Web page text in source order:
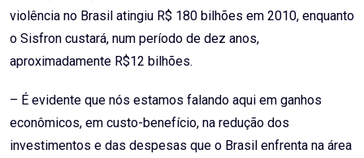
violência no Brasil atingiu R$ 180 bilhões em 2010, enquanto
o Sisfron custará, num período de dez anos,
aproximadamente R$12 bilhões.
– É evidente que nós estamos falando aqui em ganhos
econômicos, em custo-benefício, na redução dos
investimentos e das despesas que o Brasil enfrenta na área